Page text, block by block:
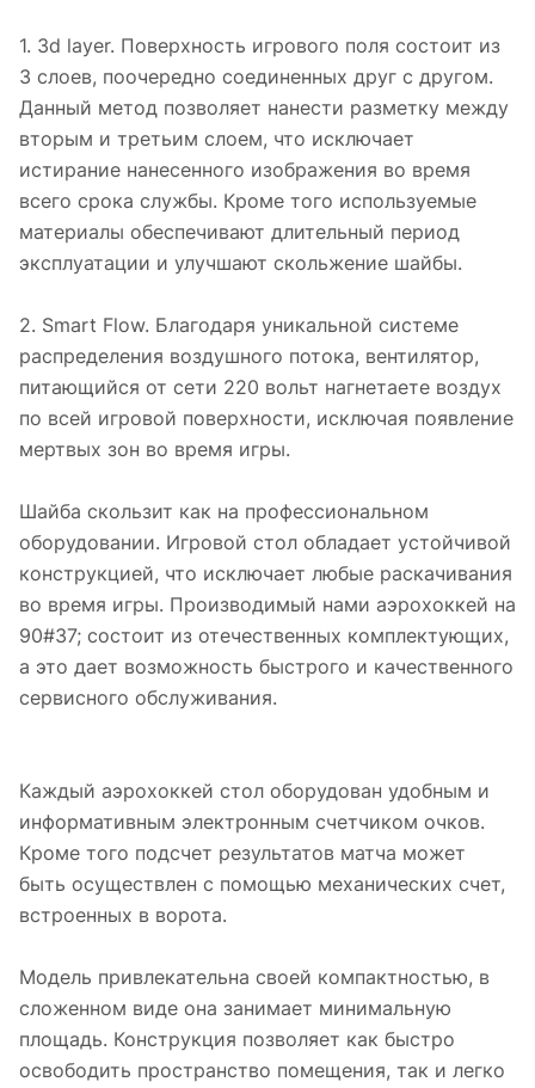
1. 3d layer. Поверхность игрового поля состоит из
3 слоев, поочередно соединенных друг с другом.
Данный метод позволяет нанести разметку между
вторым и третьим слоем, что исключает
истирание нанесенного изображения во время
всего срока службы. Кроме того используемые
материалы обеспечивают длительный период
эксплуатации и улучшают скольжение шайбы.
2. Smart Flow. Благодаря уникальной системе
распределения воздушного потока, вентилятор,
питающийся от сети 220 вольт нагнетаете воздух
по всей игровой поверхности, исключая появление
мертвых зон во время игры.
Шайба скользит как на профессиональном
оборудовании. Игровой стол обладает устойчивой
конструкцией, что исключает любые раскачивания
во время игры. Производимый нами аэрохоккей на
90#37; состоит из отечественных комплектующих,
а это дает возможность быстрого и качественного
сервисного обслуживания.
Каждый аэрохоккей стол оборудован удобным и
информативным электронным счетчиком очков.
Кроме того подсчет результатов матча может
быть осуществлен с помощью механических счет,
встроенных в ворота.
Модель привлекательна своей компактностью, в
сложенном виде она занимает минимальную
площадь. Конструкция позволяет как быстро
освободить пространство помещения, так и легко